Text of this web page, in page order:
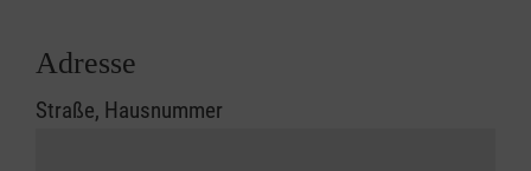
Adresse
Straße, Hausnummer